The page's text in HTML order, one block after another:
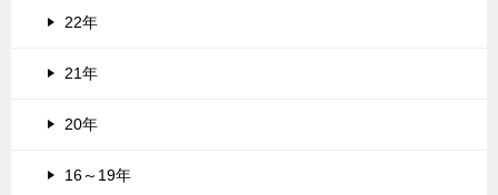
22年
21年
20年
16～19年